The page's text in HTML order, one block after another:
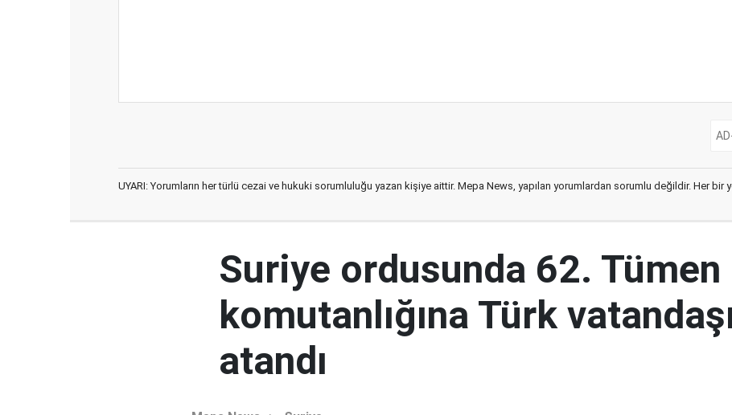
UYARI: Yorumların her türlü cezai ve hukuki sorumluluğu yazan kişiye aittir. Mepa News, yapılan yorumlardan sorumlu değildir. Her bir
Suriye ordusunda 62. Tümen
komutanlığına Türk
atandı